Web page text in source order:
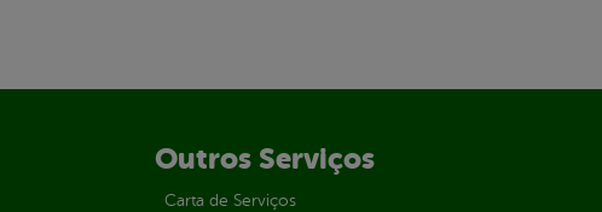
Outros Serviços
Carta de Serviços